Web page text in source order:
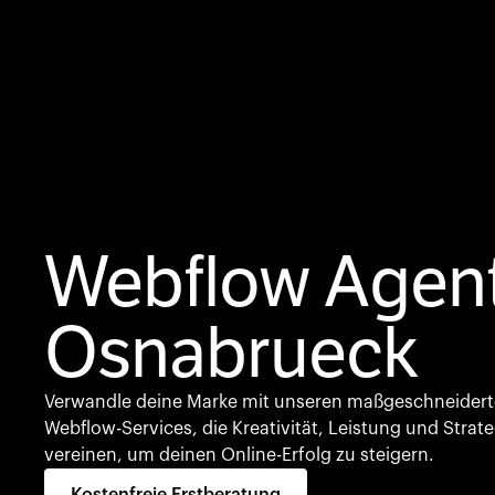
Webflow
Osnabrueck
Verwandle deine Marke mit unseren
Webflow-Services, die Kreativität, Leistung und
vereinen, um deinen Online-Erfolg zu steigern.